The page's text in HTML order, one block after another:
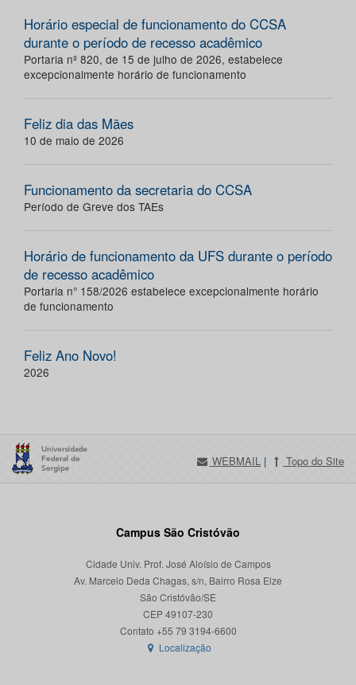
Horário especial de funcionamento do CCSA
durante o período de recesso acadêmico
Portaria nº 820, de 15 de julho de 2026, estabelece
excepcionalmente horário de funcionamento
Feliz dia das Mães
10 de maio de 2026
Funcionamento da secretaria do CCSA
Período de Greve dos TAEs
Horário de funcionamento da UFS durante o período
de recesso acadêmico
Portaria n° 158/2026 estabelece excepcionalmente horário
de funcionamento
Feliz Ano Novo!
2026
WEBMAIL | Topo do Site
Campus São Cristóvão
Cidade Univ. Prof. José Aloísio de Campos
Av. Marcelo Deda Chagas, s/n, Bairro Rosa Elze
São Cristóvão/SE
CEP 49107-230
Localização